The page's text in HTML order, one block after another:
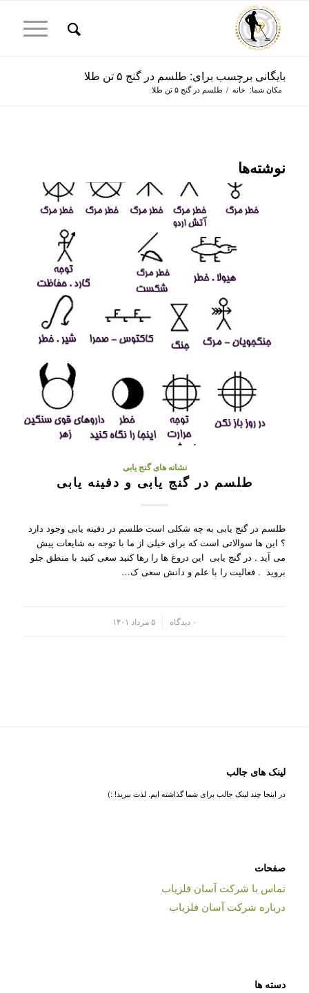
بایگانی برچسب برای: طلسم در گنج ۵ تن طلا
مکان شما: خانه / طلسم در گنج ۵ تن طلا
نوشته‌ها
نشانه های گنج یابی
طلسم در گنج یابی و دفینه یابی
طلسم در گنج یابی به چه شکلی است طلسم در دفینه یابی وجود دارد
؟ این ها سوالاتی است که برای خیلی از ما با توجه به شایعات پیش
می آید . در گنج یابی این دروغ ها را رها کنید سعی کنید با منطق جلو
بروید . فعالیت را با علم و دانش سعی ک…
۰ دیدگاه ۵ مرداد ۱۴۰۱
لینک های جالب
در اینجا چند لینک جالب برای شما گذاشته ایم. لذت ببرید! :)
صفحات
تماس با شرکت آسان فلزیاب
درباره شرکت آسان فلزیاب
دسته ها